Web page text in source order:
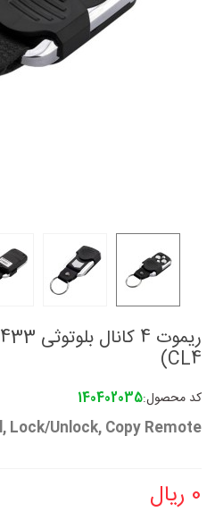
CL4)
کد محصول:140402035
Lock/Unlock, Copy Remote
0 ریال